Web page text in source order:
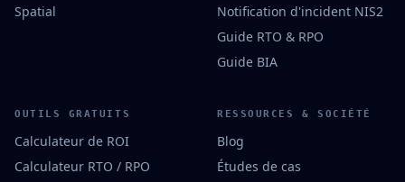
Spatial
Notification d'incident NIS2
Guide RTO & RPO
Guide BIA
OUTILS GRATUITS
Calculateur de ROI
Calculateur RTO / RPO
RESSOURCES & SOCIÉTÉ
Blog
Études de cas